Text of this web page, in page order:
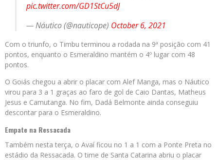
pic.twitter.com/GD1StCu5dJ
— Náutico (@nauticope) October 6, 2021
Com o triunfo, o Timbu terminou a rodada na 9ª posição com 41
pontos, enquanto o Esmeraldino mantém o 4º lugar com 48
pontos.
O Goiás chegou a abrir o placar com Alef Manga, mas o Náutico
virou para 3 a 1 graças ao faro de gol de Caio Dantas, Matheus
Jesus e Camutanga. No fim, Dadá Belmonte ainda conseguiu
descontar para o Esmeraldino.
Empate na Ressacada
Também nesta terça, o Avaí ficou no 1 a 1 com a Ponte Preta no
estádio da Ressacada. O time de Santa Catarina abriu o placar